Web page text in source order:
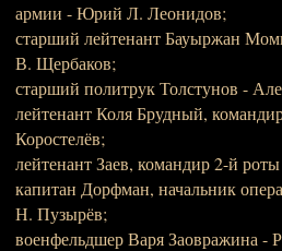
армии - Юрий Л. Леонидов;
старший лейтенант Бауыржан
В. Щербаков;
старший политрук Толстунов -
лейтенант Коля Брудный,
Коростелёв;
лейтенант Заев, командир 2-й
капитан Дорфман, начальник
Н. Пузырёв;
военфельдшер Варя Заовражина -